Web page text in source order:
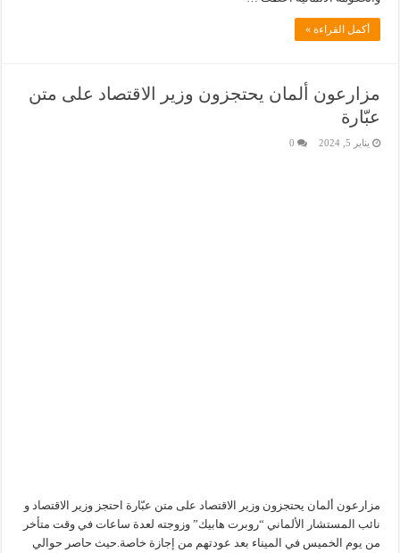
أكمل القراءة »
مزارعون ألمان يحتجزون وزير الاقتصاد على متن
عبّارة
يناير 5, 2024 0
مزارعون ألمان يحتجزون وزير الاقتصاد على متن عبّارة احتجز وزير الاقتصاد و
نائب المستشار الألماني “روبرت هابيك” وزوجته لعدة ساعات في وقت متأخر
من يوم الخميس في الميناء بعد عودتهم من إجازة خاصة.حيث حاصر حوالي